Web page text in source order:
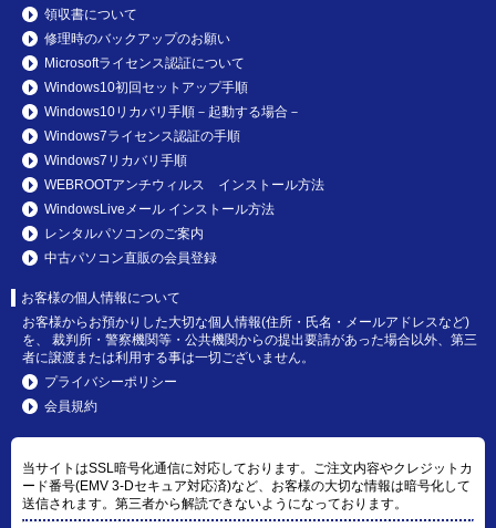
領収書について
修理時のバックアップのお願い
Microsoftライセンス認証について
Windows10初回セットアップ手順
Windows10リカバリ手順－起動する場合－
Windows7ライセンス認証の手順
Windows7リカバリ手順
WEBROOTアンチウィルス インストール方法
WindowsLiveメール インストール方法
レンタルパソコンのご案内
中古パソコン直販の会員登録
お客様の個人情報について
お客様からお預かりした大切な個人情報(住所・氏名・メールアドレスなど)
を、 裁判所・警察機関等・公共機関からの提出要請があった場合以外、第三
者に譲渡または利用する事は一切ございません。
プライバシーポリシー
会員規約
当サイトはSSL暗号化通信に対応しております。ご注文内容やクレジットカ
ード番号(EMV 3-Dセキュア対応済)など、お客様の大切な情報は暗号化して
送信されます。第三者から解読できないようになっております。